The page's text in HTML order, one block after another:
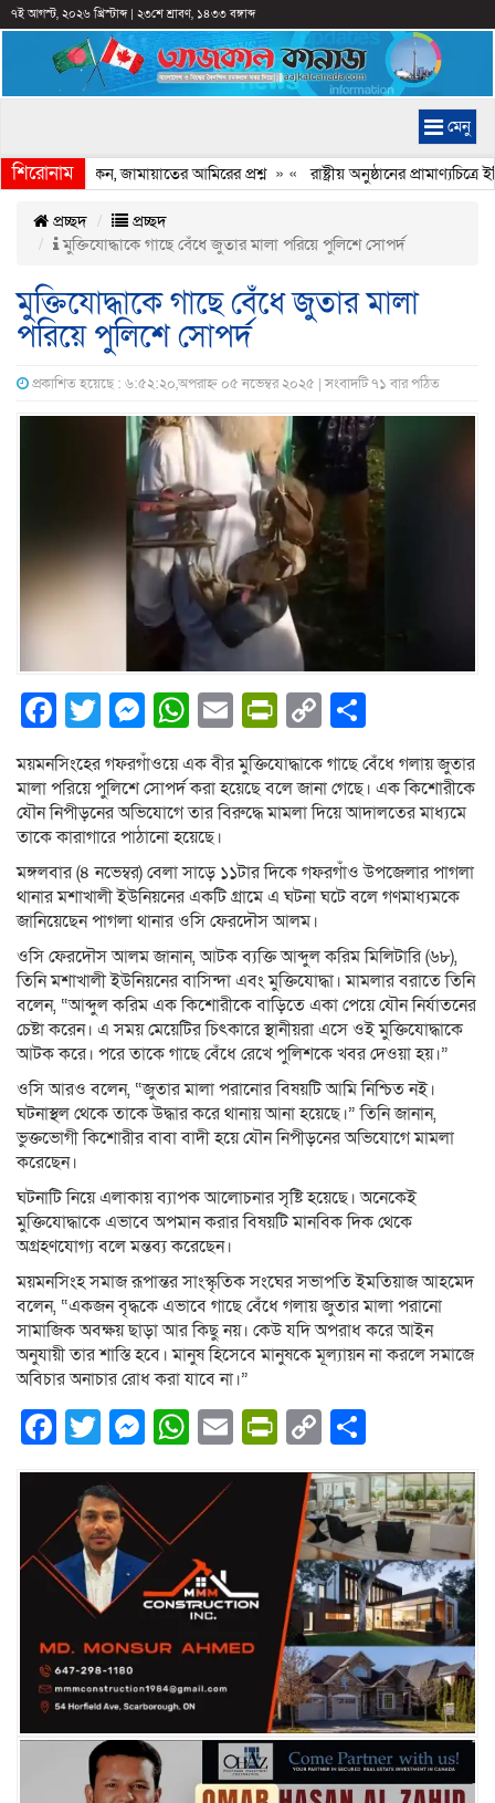
৭ই আগস্ট, ২০২৬ খ্রিস্টাব্দ| ২৩শে শ্রাবণ, ১৪৩৩ বঙ্গাব্দ
মেনু
শিরোনাম
হচ্ছে কেন, জামায়াতের আমিরের প্রশ্ন» « রাষ্ট্রীয় অনুষ্ঠানের
প্রচ্ছদ
প্রচ্ছদ
মুক্তিযোদ্ধাকে গাছে বেঁধে জুতার মালা পরিয়ে পুলিশে সোপর্দ
মুক্তিযোদ্ধাকে গাছে বেঁধে জুতার মালা
পরিয়ে পুলিশে সোপর্দ
প্রকাশিত হয়েছে : ৬:৫২:২০,অপরাহ্ন ০৫ নভেম্বর ২০২৫ | সংবাদটি ৭১ বার পঠিত
Facebook
Twitter
Messenger
WhatsApp
EmailPrintFriendly
Copy
Link
ময়মনসিংহের গফরগাঁওয়ে এক বীর মুক্তিযোদ্ধাকে গাছে বেঁধে গলায় জুতার
মালা পরিয়ে পুলিশে সোপর্দ করা হয়েছে বলে জানা গেছে। এক কিশোরীকে
যৌন নিপীড়নের অভিযোগে তার বিরুদ্ধে মামলা দিয়ে আদালতের মাধ্যমে
তাকে কারাগারে পাঠানো হয়েছে।
মঙ্গলবার (৪ নভেম্বর) বেলা সাড়ে ১১টার দিকে গফরগাঁও উপজেলার পাগলা
থানার মশাখালী ইউনিয়নের একটি গ্রামে এ ঘটনা ঘটে বলে গণমাধ্যমকে
জানিয়েছেন পাগলা থানার ওসি ফেরদৌস আলম।
ওসি ফেরদৌস আলম জানান, আটক ব্যক্তি আব্দুল করিম মিলিটারি (৬৮),
তিনি মশাখালী ইউনিয়নের বাসিন্দা এবং মুক্তিযোদ্ধা। মামলার বরাতে তিনি
বলেন, “আব্দুল করিম এক কিশোরীকে বাড়িতে একা পেয়ে যৌন নির্যাতনের
চেষ্টা করেন। এ সময় মেয়েটির চিৎকারে স্থানীয়রা এসে ওই মুক্তিযোদ্ধাকে
আটক করে। পরে তাকে গাছে বেঁধে রেখে পুলিশকে খবর দেওয়া হয়।”
ওসি আরও বলেন, “জুতার মালা পরানোর বিষয়টি আমি নিশ্চিত নই।
ঘটনাস্থল থেকে তাকে উদ্ধার করে থানায় আনা হয়েছে।” তিনি জানান,
ভুক্তভোগী কিশোরীর বাবা বাদী হয়ে যৌন নিপীড়নের অভিযোগে মামলা
করেছেন।
ঘটনাটি নিয়ে এলাকায় ব্যাপক আলোচনার সৃষ্টি হয়েছে। অনেকেই
মুক্তিযোদ্ধাকে এভাবে অপমান করার বিষয়টি মানবিক দিক থেকে
অগ্রহণযোগ্য বলে মন্তব্য করেছেন।
ময়মনসিংহ সমাজ রূপান্তর সাংস্কৃতিক সংঘের সভাপতি ইমতিয়াজ আহমেদ
বলেন, “একজন বৃদ্ধকে এভাবে গাছে বেঁধে গলায় জুতার মালা পরানো
সামাজিক অবক্ষয় ছাড়া আর কিছু নয়। কেউ যদি অপরাধ করে আইন
অনুযায়ী তার শাস্তি হবে। মানুষ হিসেবে মানুষকে মূল্যায়ন না করলে সমাজে
অবিচার অনাচার রোধ করা যাবে না।”
Facebook
Twitter
Messenger
WhatsApp
EmailPrintFriendly
Copy
Link